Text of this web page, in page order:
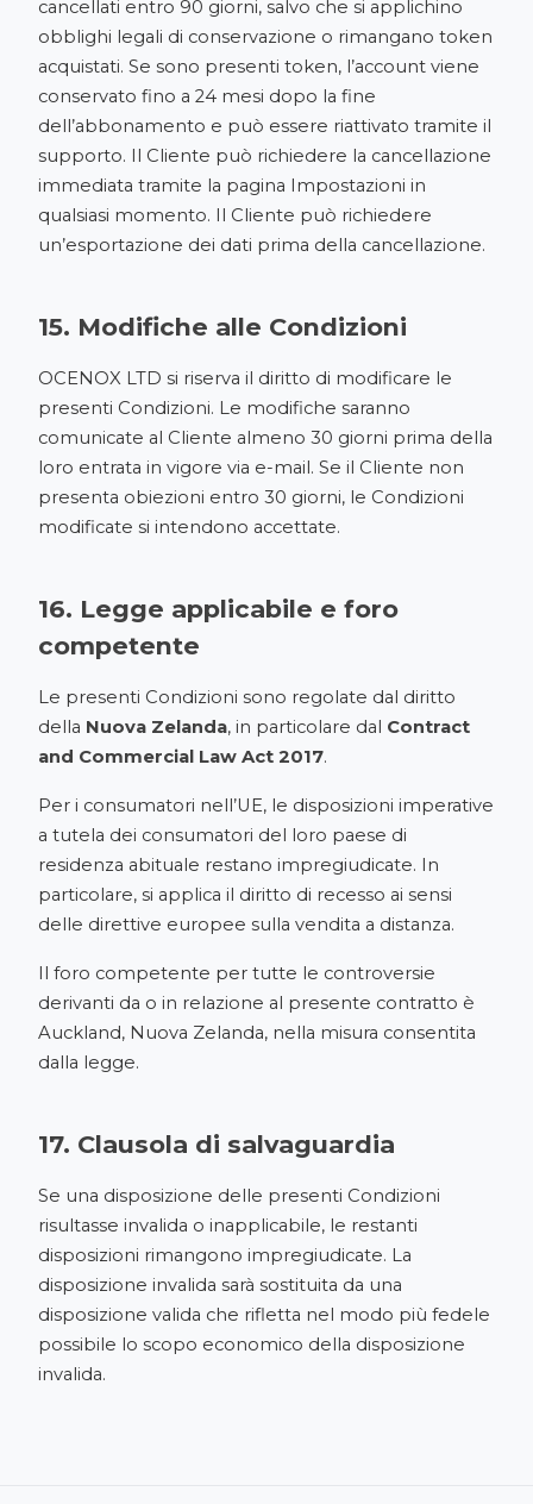
cancellati entro 90 giorni, salvo che si applichino
obblighi legali di conservazione o rimangano token
acquistati. Se sono presenti token, l’account viene
conservato fino a 24 mesi dopo la fine
dell’abbonamento e può essere riattivato tramite il
supporto. Il Cliente può richiedere la cancellazione
immediata tramite la pagina Impostazioni in
qualsiasi momento. Il Cliente può richiedere
un’esportazione dei dati prima della cancellazione.
15. Modifiche alle Condizioni
OCENOX LTD si riserva il diritto di modificare le
presenti Condizioni. Le modifiche saranno
comunicate al Cliente almeno 30 giorni prima della
loro entrata in vigore via e-mail. Se il Cliente non
presenta obiezioni entro 30 giorni, le Condizioni
modificate si intendono accettate.
16. Legge applicabile e foro
competente
Le presenti Condizioni sono regolate dal diritto
della Nuova Zelanda, in particolare dal Contract
and Commercial Law Act 2017.
Per i consumatori nell’UE, le disposizioni imperative
a tutela dei consumatori del loro paese di
residenza abituale restano impregiudicate. In
particolare, si applica il diritto di recesso ai sensi
delle direttive europee sulla vendita a distanza.
Il foro competente per tutte le controversie
derivanti da o in relazione al presente contratto è
Auckland, Nuova Zelanda, nella misura consentita
dalla legge.
17. Clausola di salvaguardia
Se una disposizione delle presenti Condizioni
risultasse invalida o inapplicabile, le restanti
disposizioni rimangono impregiudicate. La
disposizione invalida sarà sostituita da una
disposizione valida che rifletta nel modo più fedele
possibile lo scopo economico della disposizione
invalida.